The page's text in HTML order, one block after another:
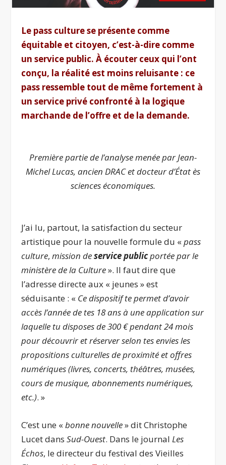
Le pass culture se présente comme
équitable et citoyen, c’est-à-dire comme
un service public. À écouter ceux qui l’ont
conçu, la réalité est moins reluisante : ce
pass ressemble tout de même fortement à
unservice privé confronté à la logique
marchande de l’offre et de la demande.
Première partie de l’analyse menée par Jean-
Michel Lucas, ancien DRAC et docteur d’État ès
sciences économiques.
J’ai lu, partout, la satisfaction du secteur
artistique pour la nouvelle formule du «pass
culture, mission deservice publicportée par le
ministère de la Culture». Il faut dire que
l’adresse directe aux « jeunes » est
séduisante : « Ce dispositif te permet d’avoir
accès l’année de tes 18 ans à une application sur
laquelle tu disposes de 300 € pendant 24 mois
pour découvrir et réserver selon tes envies les
propositions culturelles de proximité et offres
numériques (livres, concerts, théâtres, musées,
cours de musique, abonnements numériques,
etc.). »
C’est une «bonne nouvelle» dit Christophe
Lucet dansSud-Ouest. Dans le journalLes
Échos, le directeur du festival des Vieilles